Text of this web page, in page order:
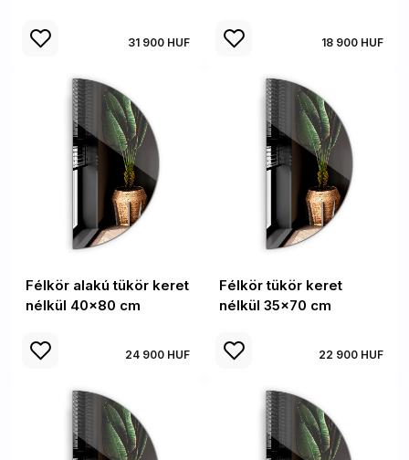
31 900 HUF 18 900 HUF
Félkör alakú tükör keret
nélkül 40x80 cm
24 900 HUF
Félkör tükör keret
nélkül 35x70 cm
22 900 HUF